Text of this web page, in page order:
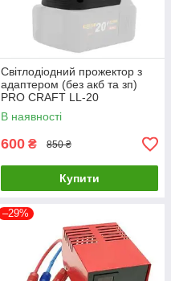
Світлодіодний прожектор з
адаптером (без акб та зп)
PRO CRAFT LL-20
В наявності
600 ₴ 850 ₴
Купити
–29%